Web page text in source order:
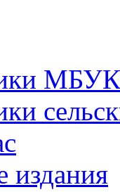
издания